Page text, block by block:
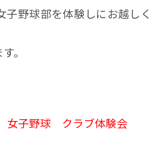
子野球部を体験しにお越しく
。
子野球 クラブ体験会